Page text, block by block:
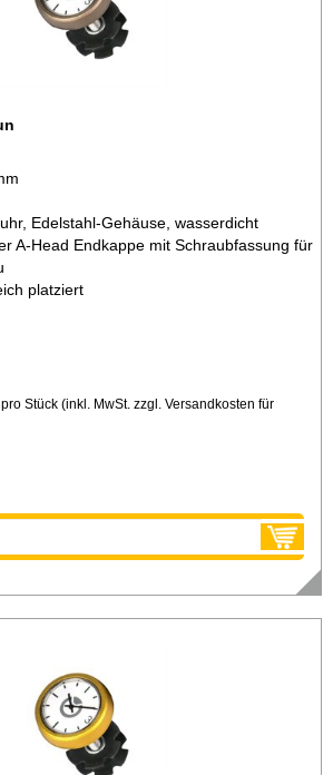
Edelstahl-Gehäuse, wasserdicht
A-Head Endkappe mit Schraubfassung für
platziert
Stück (inkl. MwSt. zzgl. Versandkosten für